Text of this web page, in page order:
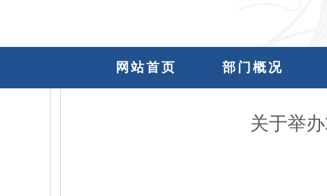
网站首页 部门概况
关于举